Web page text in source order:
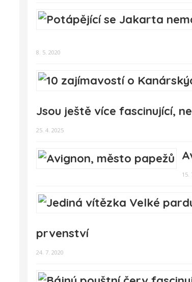
8. 5. 2020
Jsou ještě více fascinující,
25. 4. 2025
15.
prvenství
24. 7. 2020